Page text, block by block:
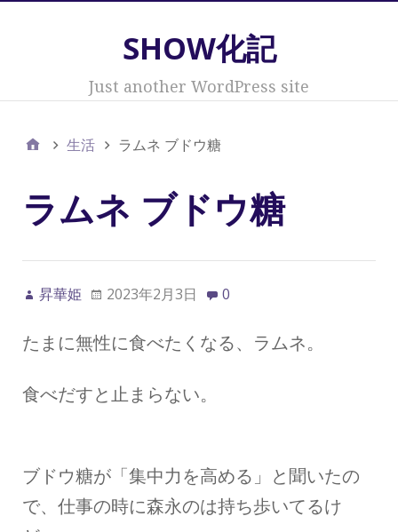
SHOW化記
Just another WordPress site
生活 ラムネ ブドウ糖
ラムネ ブドウ糖
昇華姫 2023年2月3日 0
たまに無性に食べたくなる、ラムネ。
食べだすと止まらない。
ブドウ糖が「集中力を高める」と聞いたの
で、仕事の時に森永のは持ち歩いてるけ